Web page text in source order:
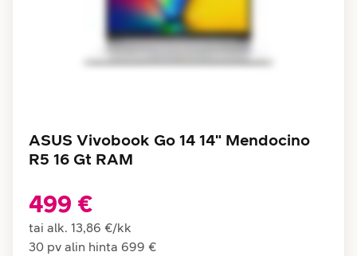
ASUS Vivobook Go 14 14" Mendocino
R5 16 Gt RAM
499 €
tai alk. 13,86 €/kk
30 pv alin hinta 699 €